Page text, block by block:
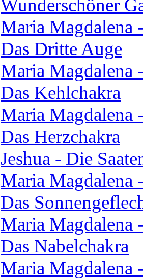
Wunderschöner
Maria Magdalena
Das Dritte Auge
Maria Magdalena
Das Kehlchakra
Maria Magdalena
Das Herzchakra
Jeshua - Die
Maria Magdalena
Das
Maria Magdalena
Das Nabelchakra
Maria Magdalena